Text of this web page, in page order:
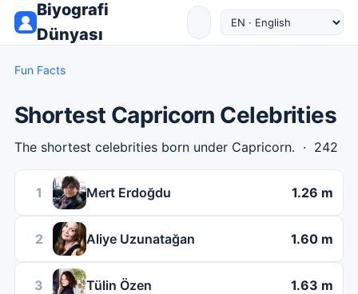
Biyografi
Dünyası
Fun Facts
Shortest Capricorn Celebrities
The shortest celebrities born under Capricorn. · 242
1 Mert Erdoğdu 1.26 m
2 Aliye Uzunatağan 1.60 m
3 Tülin Özen 1.63 m